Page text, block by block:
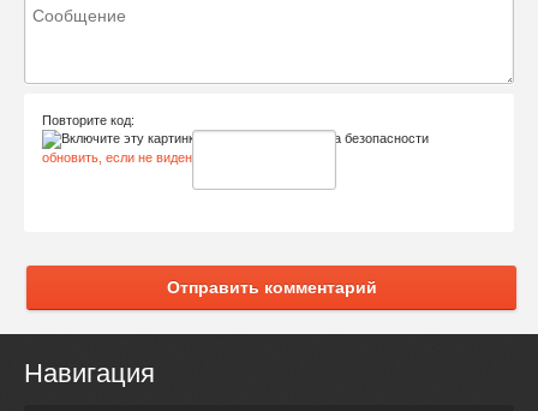
Повторите код:
обновить, если не виден код
Отправить комментарий
Навигация